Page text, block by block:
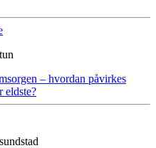
– hvordan påvirkes
eldste?